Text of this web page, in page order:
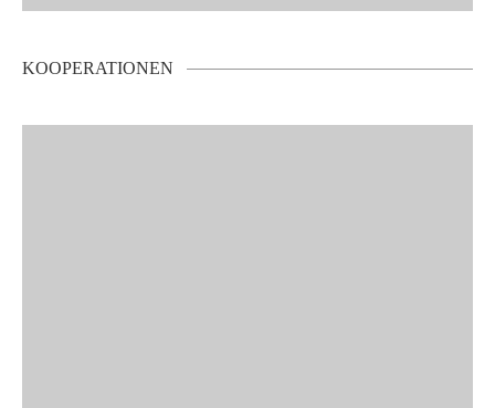
KOOPERATIONEN